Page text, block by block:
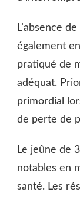
L’absence
également
pratiqué de
adéquat.
primordial
de perte de
Le jeûne de
notables en
santé. Les